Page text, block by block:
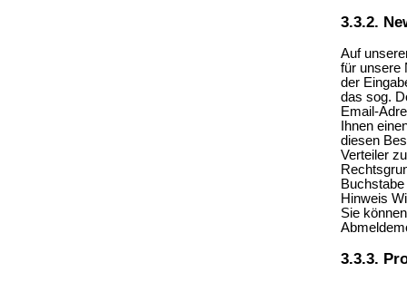
3.3.2.
Auf
für unsere
der
das sog.
Email-
Ihnen
diesen
Verteiler
Hinweis
Sie
3.3.3.